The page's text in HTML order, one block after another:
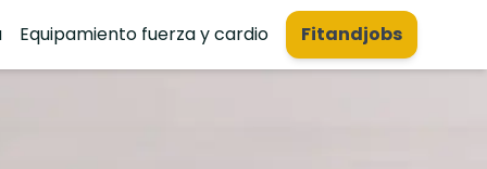
Equipamiento fuerza y cardio Fitandjobs